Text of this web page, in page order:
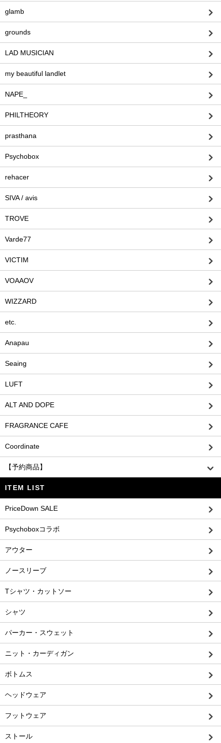
glamb
grounds
LAD MUSICIAN
my beautiful landlet
NAPE_
PHILTHEORY
prasthana
Psychobox
rehacer
SIVA / avis
TROVE
Varde77
VICTIM
VOAAOV
WIZZARD
etc.
Anapau
Seaing
LUFT
ALT AND DOPE
FRAGRANCE CAFE
Coordinate
【予約商品】
ITEM LIST
PriceDown SALE
Psychoboxコラボ
アウター
ノースリーブ
Tシャツ・カットソー
シャツ
パーカー・スウェット
ニット・カーディガン
ボトムス
ヘッドウェア
フットウェア
ストール